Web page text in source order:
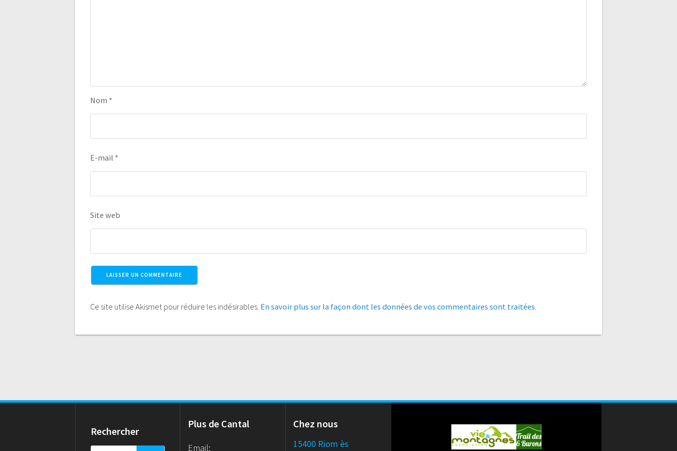
Nom *
E-mail *
Site web
Ce site utilise Akismet pour réduire les indésirables. En savoir plus sur la façon dont les données de vos commentaires sont traitées
Rechercher
Plus de Cantal
Email:
Chez nous
15400 Riom ès